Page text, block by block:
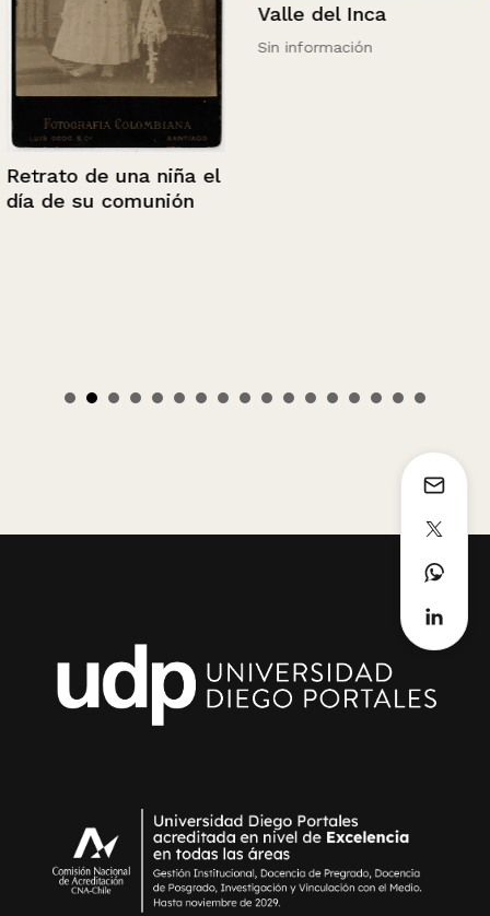
Retrato de una niña el
día de su comunión
Valle del Inca
Sin información